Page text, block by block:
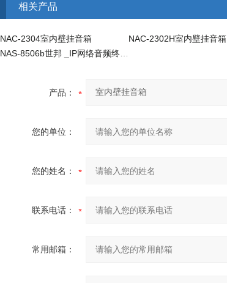
相关产品
NAC-2304室内壁挂音箱 NAC-2302H室内壁挂音箱
产品：
您的单位：
您的姓名：
联系电话：
常用邮箱：